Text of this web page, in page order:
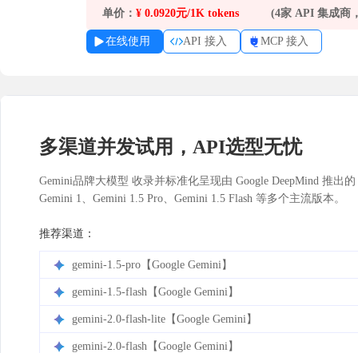
单价： ¥ 0.0920元/1K tokens (4家 API 集成商
在线使用 API 接入 MCP 接入
多渠道并发试用，API选型无忧
Gemini品牌大模型 收录并标准化呈现由 Google DeepMind 推出
Gemini 1、Gemini 1.5 Pro、Gemini 1.5 Flash 等多个主流版本。
推荐渠道：
gemini-1.5-pro【Google Gemini】
gemini-1.5-flash【Google Gemini】
gemini-2.0-flash-lite【Google Gemini】
gemini-2.0-flash【Google Gemini】